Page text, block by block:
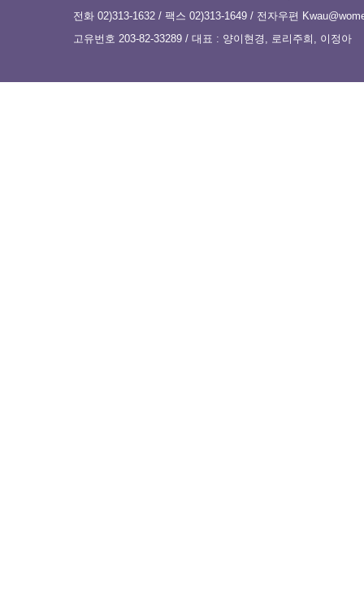
전화 02)313-1632 / 팩스 02)313-1649 / 전자우편
고유번호 203-82-33289 / 대표 : 양이현경, 로리주희, 이정아